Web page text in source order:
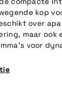
kop
over
maar
voor